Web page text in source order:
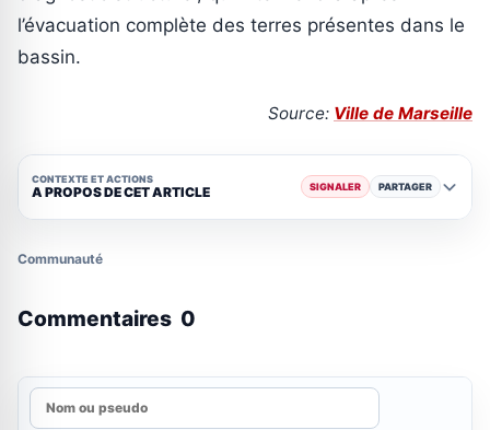
l’évacuation complète des terres présentes dans le
bassin.
Source: Ville de Marseille
CONTEXTE ET ACTIONS
A PROPOS DE CET ARTICLE SIGNALER PARTAGER
Communauté
Commentaires 0